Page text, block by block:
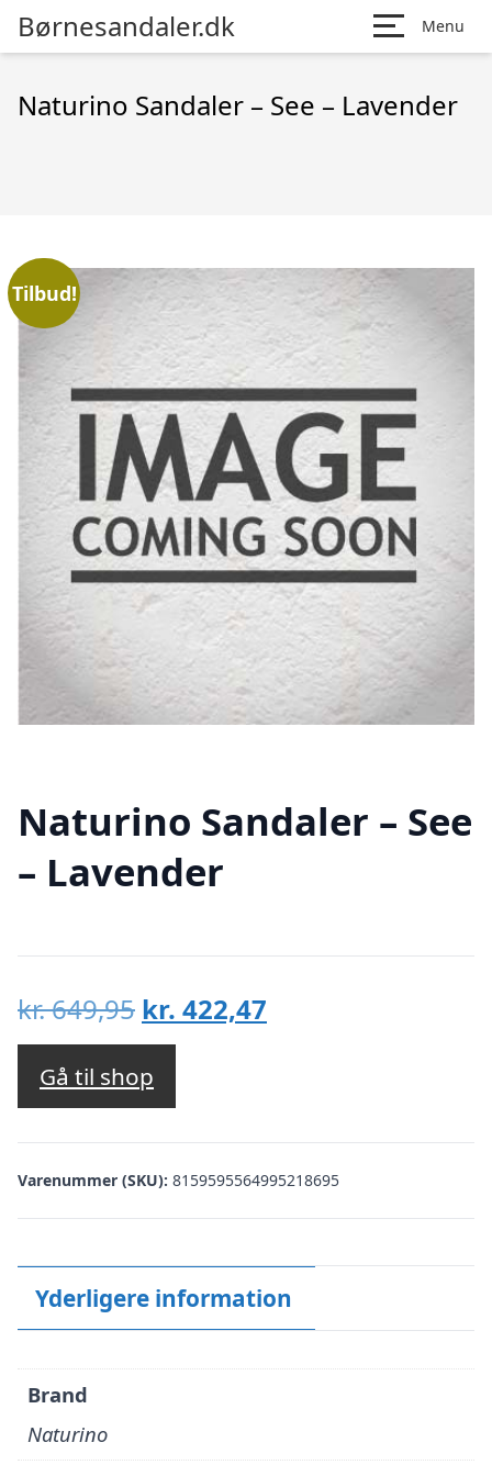
Børnesandaler.dk Menu
Naturino Sandaler – See – Lavender
Tilbud!
Naturino Sandaler – See
– Lavender
kr.649,95 Den
oprindelige
pris
var:
kr. 649,95.
kr. 422,47
kr. 422,47.
Gå til shop
Varenummer (SKU): 8159595564995218695
Yderligere information
Brand
Naturino